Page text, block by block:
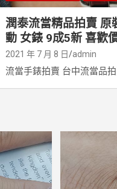
潤泰流當精品拍賣 原
動 女錶 9成5新 喜歡
2021 年 7 月 8 日 admin
流當手錶拍賣 台中流當品拍